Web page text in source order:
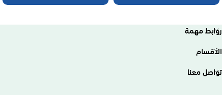
روابط مهمة
الأقسام
تواصل معنا